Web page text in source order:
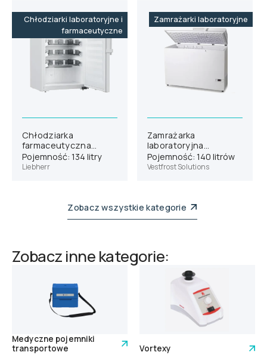
Chłodziarki laboratoryjne i
farmaceutyczne
Chłodziarka
farmaceutyczna
Liebherr HMTvh 1501
wersja H63
Pojemność: 134 litry
Liebherr
Zamrażarki laboratoryjne
Zamrażarka
laboratoryjna
Vestfrost VT 146
Pojemność: 140 litrów
Vestfrost Solutions
Zobacz wszystkie kategorie
Zobacz inne kategorie:
Medyczne pojemniki
transportowe
Vortexy